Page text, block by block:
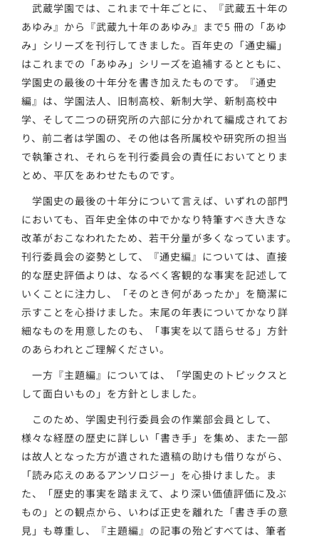
武蔵学園では、これまで十年ごとに、『武蔵五十年の
あゆみ』から『武蔵九十年のあゆみ』まで5 冊の「あゆ
み」シリーズを刊行してきました。百年史の「通史編」
はこれまでの「あゆみ」シリーズを追補するとともに、
学園史の最後の十年分を書き加えたものです。『通史
編』は、学園法人、旧制高校、新制大学、新制高校中
学、そして二つの研究所の六部に分かれて編成されてお
り、前二者は学園の、その他は各所属校や研究所の担当
で執筆され、それらを刊行委員会の責任においてとりま
とめ、平仄をあわせたものです。
学園史の最後の十年分について言えば、いずれの部門
においても、百年史全体の中でかなり特筆すべき大きな
改革がおこなわれたため、若干分量が多くなっています。
刊行委員会の姿勢として、『通史編』については、直接
的な歴史評価よりは、なるべく客観的な事実を記述して
いくことに注力し、「そのとき何があったか」を簡潔に
示すことを心掛けました。末尾の年表についてかなり詳
細なものを用意したのも、「事実を以て語らせる」方針
のあらわれとご理解ください。
一方『主題編』については、「学園史のトピックスと
して面白いもの」を方針としました。
このため、学園史刊行委員会の作業部会員として、
様々な経歴の歴史に詳しい「書き手」を集め、また一部
は故人となった方が遺された遺稿の助けも借りながら、
「読み応えのあるアンソロジー」を心掛けました。ま
た、「歴史的事実を踏まえて、より深い価値評価に及ぶ
もの」との観点から、いわば正史を離れた「書き手の意
見」も尊重し、『主題編』の記事の殆どすべては、筆者